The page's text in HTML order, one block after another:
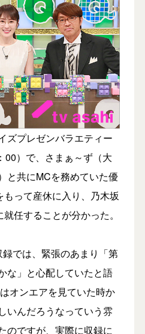
ズプレゼンバラエティー
00）で、さまぁ～ず（大
と共にMCを務めていた優
って産休に入り、乃木坂
任することが分かった。
では、緊張のあまり「第
な」と心配していたと語
オンエアを見ていた時か
いんだろうなっていう雰
のですが、実際に収録に